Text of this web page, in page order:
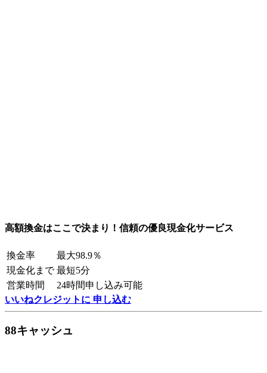
高額換金はここで決まり！信頼の優良現金化サービス
換金率
最大98.9％
現金化まで 最短5分
営業時間
24時間申し込み可能
いいねクレジットに 申し込む
88キャッシュ